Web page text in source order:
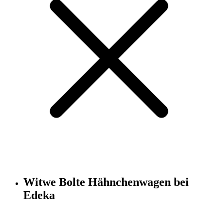
Witwe Bolte Hähnchenwagen bei
Edeka